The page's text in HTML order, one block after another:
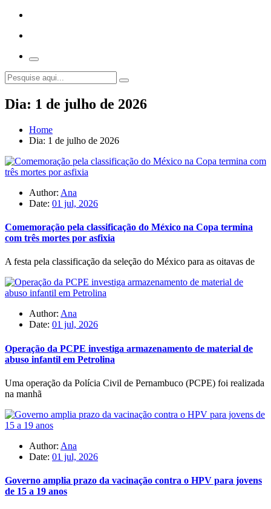
Dia: 1 de julho de 2026
Home
Dia: 1 de julho de 2026
Author: Ana
Date: 01 jul, 2026
Comemoração pela classificação do México na Copa termina
com três mortes por asfixia
A festa pela classificação da seleção do México para as oitavas de
Author: Ana
Date: 01 jul, 2026
Operação da PCPE investiga armazenamento de material de
abuso infantil em Petrolina
Uma operação da Polícia Civil de Pernambuco (PCPE) foi realizada
na manhã
Author: Ana
Date: 01 jul, 2026
Governo amplia prazo da vacinação contra o HPV para jovens
de 15 a 19 anos